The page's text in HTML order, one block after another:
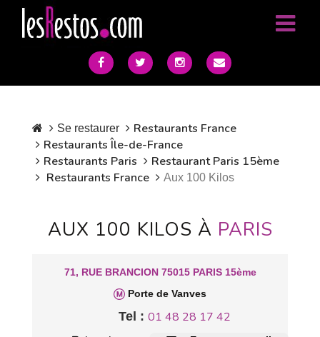
Se restaurer
Restaurants France
Restaurants Île-de-France
Restaurants Paris
Restaurant Paris 15ème
Restaurants France
Aux 100 Kilos
AUX 100 KILOS À PARIS
71, RUE BRANCION 75015 PARIS 15ème
Porte de Vanves
Tel : 01 48 28 17 42